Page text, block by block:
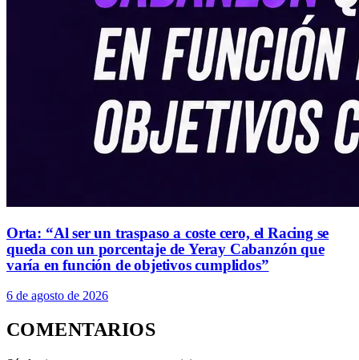
Orta: “Al ser un traspaso a coste cero, el Racing se
queda con un porcentaje de Yeray Cabanzón que
varía en función de objetivos cumplidos”
6 de agosto de 2026
COMENTARIOS